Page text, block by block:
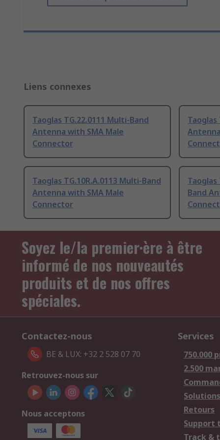
Liens connexes
Taoglas TG.22.0111 Multi-Band
Antenna with SMA Male
Connector
Taoglas
Taoglas TG.10R.A.0113 Multi-Band
Antenna with SMA Male
Connector
Taoglas
Band
Soyez le/la premier·ère à être
informé de nos nouveautés
produits et de nos offres
spéciales.
Contactez-nous
BE & LUX: +32 2 528 07 70
Retrouvez-nous sur
Nous acceptons
Services
750.000
2.500
Retours
Support
Track &